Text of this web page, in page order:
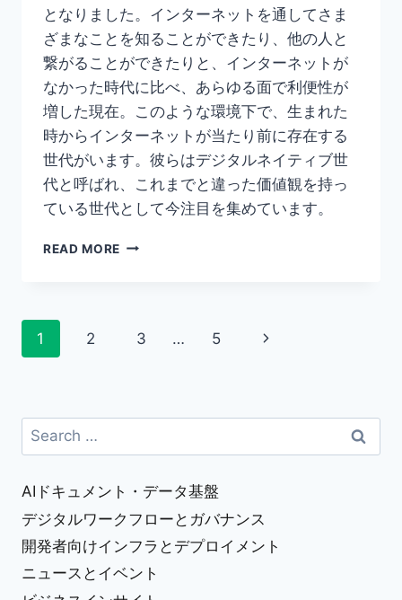
となりました。インターネットを通してさま
ざまなことを知ることができたり、他の人と
繋がることができたりと、インターネットが
なかった時代に比べ、あらゆる面で利便性が
増した現在。このような環境下で、生まれた
時からインターネットが当たり前に存在する
世代がいます。彼らはデジタルネイティブ世
代と呼ばれ、これまでと違った価値観を持っ
ている世代として今注目を集めています。
READ MORE 【デ
特
や
費
傾
向
な
Page
1 2 3 … 5
Next
Search
for:
AIドキュメント・データ基盤
デジタルワークフローとガバナンス
開発者向けインフラとデプロイメント
ニュースとイベント